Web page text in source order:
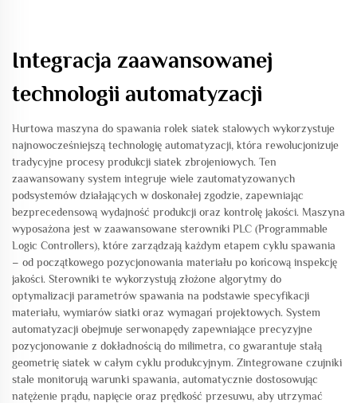
Integracja zaawansowanej
technologii automatyzacji
Hurtowa maszyna do spawania rolek siatek stalowych wykorzystuje
najnowocześniejszą technologię automatyzacji, która rewolucjonizuje
tradycyjne procesy produkcji siatek zbrojeniowych. Ten
zaawansowany system integruje wiele zautomatyzowanych
podsystemów działających w doskonałej zgodzie, zapewniając
bezprecedensową wydajność produkcji oraz kontrolę jakości. Maszyna
wyposażona jest w zaawansowane sterowniki PLC (Programmable
Logic Controllers), które zarządzają każdym etapem cyklu spawania
– od początkowego pozycjonowania materiału po końcową inspekcję
jakości. Sterowniki te wykorzystują złożone algorytmy do
optymalizacji parametrów spawania na podstawie specyfikacji
materiału, wymiarów siatki oraz wymagań projektowych. System
automatyzacji obejmuje serwonapędy zapewniające precyzyjne
pozycjonowanie z dokładnością do milimetra, co gwarantuje stałą
geometrię siatek w całym cyklu produkcyjnym. Zintegrowane czujniki
stale monitorują warunki spawania, automatycznie dostosowując
natężenie prądu, napięcie oraz prędkość przesuwu, aby utrzymać